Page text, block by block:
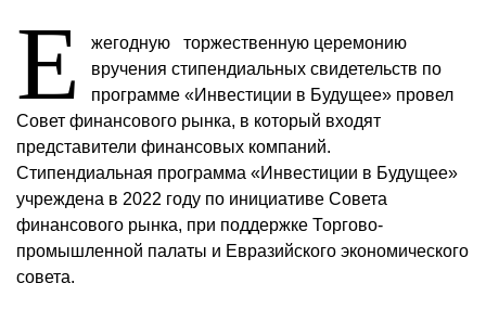
Е
жегодную торжественную церемонию
вручения стипендиальных свидетельств по
программе «Инвестиции в Будущее» провел
Совет финансового рынка, в который входят
представители финансовых компаний.
Стипендиальная программа «Инвестиции в Будущее»
учреждена в 2022 году по инициативе Совета
финансового рынка, при поддержке Торгово-
промышленной палаты и Евразийского экономического
совета.